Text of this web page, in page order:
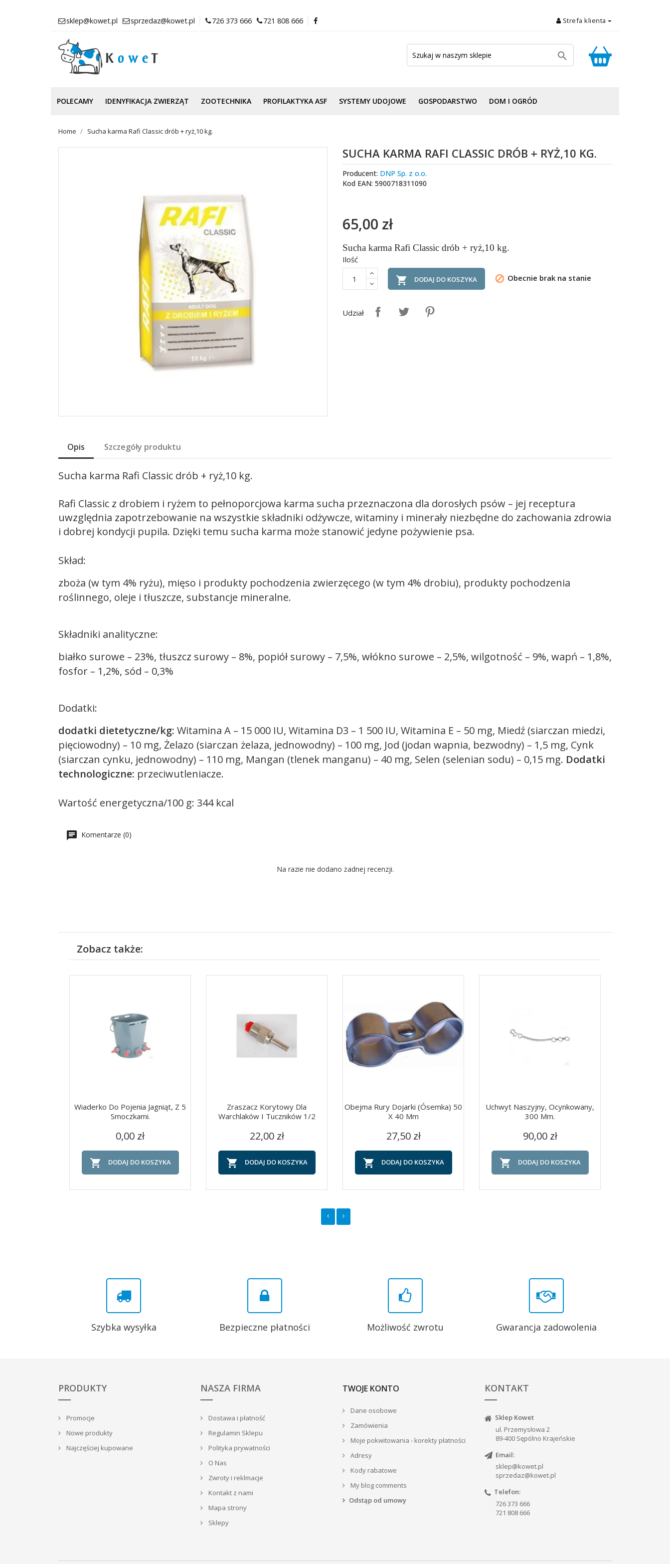
sklep@kowet.pl sprzedaz@kowet.pl 726 373 666 721 808 666 Strefa klienta

POLECAMY IDENYFIKACJA ZWIERZĄT ZOOTECHNIKA PROFILAKTYKA ASF SYSTEMY UDOJOWE GOSPODARSTWO DOM I OGRÓD
Home Sucha karma Rafi Classic drób + ryż,10 kg.
SUCHA KARMA RAFI CLASSIC DRÓB + RYŻ,10 KG.
Producent: DNP Sp. z o.o.
Kod EAN: 5900718311090
65,00 zł
Sucha karma Rafi Classic drób + ryż,10 kg.
Ilość
 DODAJ DO KOSZYKA  Obecnie brak na stanie
Udział
Opis Szczegóły produktu
Sucha karma Rafi Classic drób + ryż,10 kg.
Rafi Classic z drobiem i ryżem to pełnoporcjowa karma sucha przeznaczona dla dorosłych psów – jej receptura
uwzględnia zapotrzebowanie na wszystkie składniki odżywcze, witaminy i minerały niezbędne do zachowania zdrowia
i dobrej kondycji pupila. Dzięki temu sucha karma może stanowić jedyne pożywienie psa.
Skład:
zboża (w tym 4% ryżu), mięso i produkty pochodzenia zwierzęcego (w tym 4% drobiu), produkty pochodzenia
roślinnego, oleje i tłuszcze, substancje mineralne.
Składniki analityczne:
białko surowe – 23%, tłuszcz surowy – 8%, popiół surowy – 7,5%, włókno surowe – 2,5%, wilgotność – 9%, wapń – 1,8%,
fosfor – 1,2%, sód – 0,3%
Dodatki:
dodatki dietetyczne/kg: Witamina A – 15 000 IU, Witamina D3 – 1 500 IU, Witamina E – 50 mg, Miedź (siarczan miedzi,
pięciowodny) – 10 mg, Żelazo (siarczan żelaza, jednowodny) – 100 mg, Jod (jodan wapnia, bezwodny) – 1,5 mg, Cynk
(siarczan cynku, jednowodny) – 110 mg, Mangan (tlenek manganu) – 40 mg, Selen (selenian sodu) – 0,15 mg. Dodatki
technologiczne: przeciwutleniacze.
Wartość energetyczna/100 g: 344 kcal
Komentarze (0)
Na razie nie dodano żadnej recenzji.
Zobacz także:
Szybki podgląd
Wiaderko Do Pojenia Jagniąt, Z 5
Smoczkami.
Cena
0,00 zł
 DODAJ DO KOSZYKA
Szybki podgląd
Zraszacz Korytowy Dla
Warchlaków I Tuczników 1/2
Cena
22,00 zł
 DODAJ DO KOSZYKA
Szybki podgląd
Obejma Rury Dojarki (ósemka) 50
X 40 Mm
Cena
27,50 zł
 DODAJ DO KOSZYKA
Szybki podgląd
Uchwyt Naszyjny, Ocynkowany,
300 Mm.
Cena
90,00 zł
 DODAJ DO KOSZYKA
Szybka wysyłka Bezpieczne płatności Możliwość zwrotu Gwarancja zadowolenia
PRODUKTY
Promocje
Nowe produkty
Najczęściej kupowane
NASZA FIRMA
Dostawa i płatność
Regulamin Sklepu
Polityka prywatności
O Nas
Zwroty i reklmacje
Kontakt z nami
Mapa strony
Sklepy
TWOJE KONTO
Dane osobowe
Zamówienia
Moje pokwitowania - korekty płatności
Adresy
Kody rabatowe
My blog comments
Odstąp od umowy
KONTAKT
Sklep Kowet
ul. Przemysłowa 2
89-400 Sępólno Krajeńskie
Email:
sklep@kowet.pl
sprzedaz@kowet.pl
Telefon:
726 373 666
721 808 666